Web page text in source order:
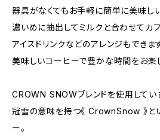
器具がなくてもお手軽に簡単に美味し
濃いめに抽出してミルクと合わせてカ
アイスドリンクなどのアレンジもできます
美味しいコーヒーで豊かな時間をお楽
CROWN SNOWブレンドを使用してい
冠雪の意味を持つ《 CrownSnow 》と
ー。